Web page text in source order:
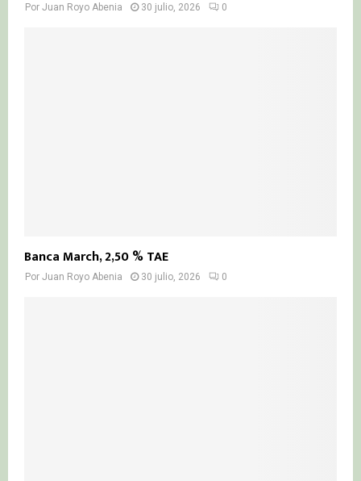
Por Juan Royo Abenia 30 julio, 2026 0
Banca March, 2,50 % TAE
Por Juan Royo Abenia 30 julio, 2026 0